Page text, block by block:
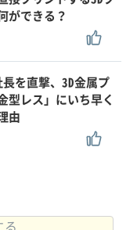
ができる？
を直撃、3D金属プ
型レス」にいち早く
由